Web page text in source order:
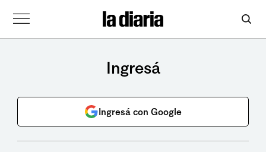
Ingresá
Ingresá con Google